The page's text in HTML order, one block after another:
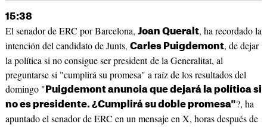
15:38
El senador de ERC por Barcelona, Joan Queralt, ha recordado la
intención del candidato de Junts, Carles Puigdemont, de dejar
la política si no consigue ser president de la Generalitat, al
preguntarse si "cumplirá su promesa" a raíz de los resultados del
domingo " Puigdemont anuncia que dejará la política si
no es presidente. ¿Cumplirá su doble promesa"?, ha
apuntado el senador de ERC en un mensaje en X, horas después de